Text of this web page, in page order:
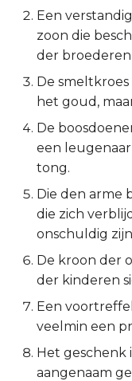
Spreuken 17:4
Spreuken 17:5
Spreuken 17:6
Spreuken 17:7
Spreuken 17:8
Spreuken 17:9
Spreuken 17:10
Spreuken 17:11
Spreuken 17:12
Spreuken 17:13
Johannes
Handelingen
Romeinen
1 Korinthe
2 Korinthe
Galaten
Éfeze
Filipenzen
Kolossenzen
1
Een
zoon die
der broederen
De
het goud,
De
een
tong.
Die den arme
die zich
onschuldig
De kroon der
der kinderen
Een
veelmin een
Het geschenk
aangenaam